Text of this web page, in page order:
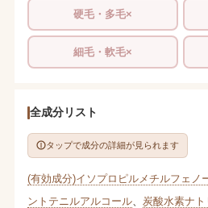
硬毛・多毛×
細毛・軟毛×
全成分リスト
タップで成分の詳細が見られます
(有効成分)イソプロピルメチルフェノ
ントテニルアルコール、 炭酸水素ナト